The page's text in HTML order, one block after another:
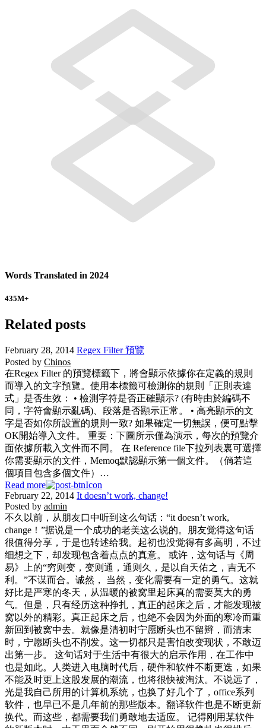
Words Translated in 2024
435M+
Related posts
February 28, 2014 Regex Filter 預覽
Posted by Chinos
在Regex Filter 的預覽標籤下，將會顯示依據你在定義的規則
而導入的文字預覽。使用本標籤可檢測你的規則「正則表達
式」是否生效： • 檢測字符是否正確顯示? (有時由於編碼不
同，字符會顯示亂碼)、段落是否顯示正常。 • 高亮顯示的文
字是否如你所設置的規則一致? 如果確定一切無誤，便可點擊
OK開始導入文件。 重要：下圖所示僅為演示，每次的預覽介
面依據所載入文件而不同。 在 Reference file下拉列表裏可選擇
你需要顯示的文件，Memoq默認顯示第一個文件。（倘若這
個項目包含多個文件）…
Read more
February 22, 2014 It doesn’t work, change!
Posted by admin
不久以前，从朋友口中听到这么句话：“it doesn’t work,
change！”据说是一个成功的老美这么说的。朋友觉得这句话
很值得分享，于是也转述给我。起初也没觉得有多高明，不过
细想之下，却发现包含着点点的真意。 或许，这句话与《周
易》上的“穷则变，变则通，通则久，是以自天佑之，吉无不
利。”不谋而合。诚然， 当然，变化需要有一定的勇气。这就
好比是严寒的冬天，从温暖的被窝里起床真的需要莫大的勇
气。但是，只有经历这种挣扎，真正的起床之后，才能发现被
窝以外的精彩。真正起床之后，也绝不会因为外面的寒冷而重
新回到被窝中去。就像是清初时宁愿断头也不留辫，而清末
时，宁愿断头也不削发。这一切都只是害怕改变现状，不敢迈
出第一步。 这句话对于生活中有很大的启示作用，在工作中
也是如此。人类进入电脑时代后，硬件和软件不断更迭，如果
不能及时更上这股发展的潮流，也将很快被淘汰。不说远了，
光是我自己所用的计算机系统，也换了好几个了，office系列
软件，也早已不是几年前的那些版本。翻译软件也是不断更新
换代。而这些，都需要我们勇敢地去适应。 记得刚用某软件